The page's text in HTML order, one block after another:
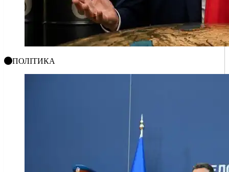
ПОЛІТИКА